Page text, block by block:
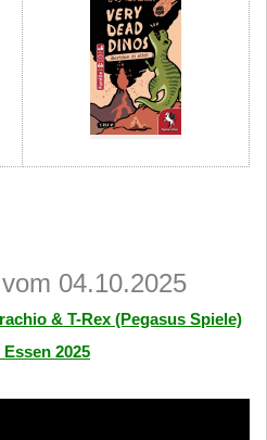
04.10.2025
& T-Rex (Pegasus Spiele)
2025